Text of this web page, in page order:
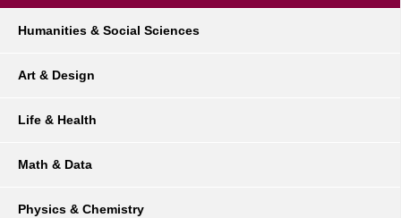
Humanities & Social Sciences
Art & Design
Life & Health
Math & Data
Physics & Chemistry